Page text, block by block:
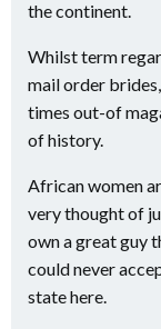
the continent.
Whilst term
mail order
times out-of
of history.
African women
very thought of
own a great guy
could never
state here.